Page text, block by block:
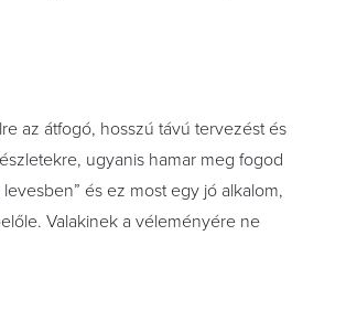
az átfogó, hosszú távú tervezést és
ugyanis hamar meg fogod
levesben” és ez most egy jó alkalom,
Valakinek a véleményére ne